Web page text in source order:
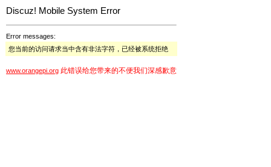
Discuz! Mobile System Error
Error messages:
您当前的访问请求当中含有非法字符，已经被系统拒绝
www.orangepi.org 此错误给您带来的不便我们深感歉意